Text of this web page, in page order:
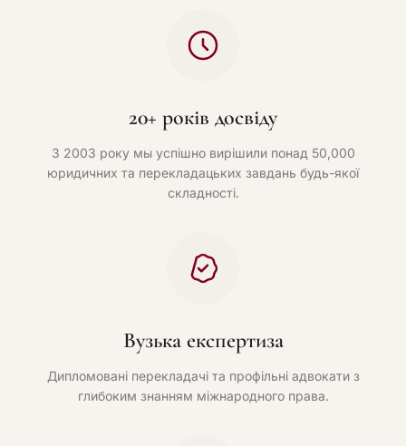
20+ років досвіду
З 2003 року мы успішно вирішили понад 50,000
юридичних та перекладацьких завдань будь-якої
складності.
Вузька експертиза
Дипломовані перекладачі та профільні адвокати з
глибоким знанням міжнародного права.